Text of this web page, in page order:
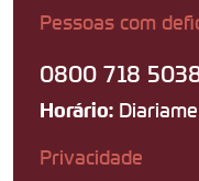
Pessoas com
0800 718
Horário:
Privacidade